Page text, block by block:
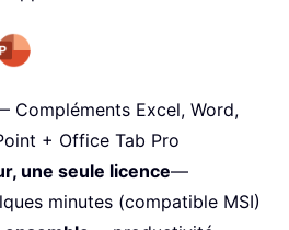
Compléments Excel, Word,
+ Office Tab Pro
une seule licence—
minutes (compatible MSI)